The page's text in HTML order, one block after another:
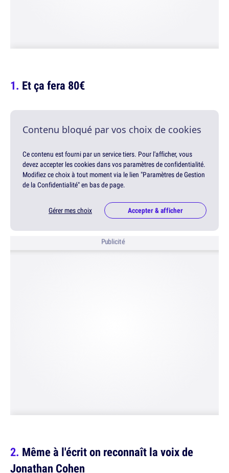
Et ça fera 80€
Contenu bloqué par vos choix de cookies
Ce contenu est fourni par un service tiers. Pour l'afficher, vous
devez accepter les cookies dans vos paramètres de confidentialité.
Modifiez ce choix à tout moment via le lien "Paramètres de Gestion
de la Confidentialité" en bas de page.
Gérer mes choix Accepter & afficher
Publicité
Même à l'écrit on reconnaît la voix de
Jonathan Cohen